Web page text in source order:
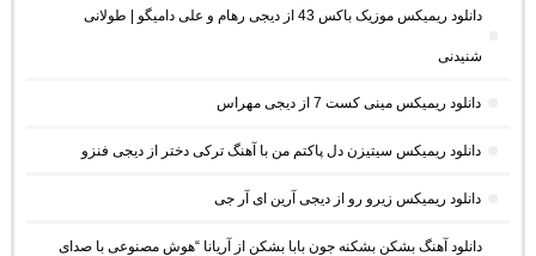
دانلود ریمیکس موزیک باکس 43 از دیجی رهام و علی دامیگو | طولانی
شنیدنی
دانلود ریمیکس مینی کست 7 از دیجی مهراس
دانلود ریمیکس سیتیزن دل پاکتم من با آهنگ ترکی دختر از دیجی فنزو
دانلود ریمیکس زیرو رو از دیجی آرین ای آر جی
دانلود آهنگ بشکن بشکنه جون بابا بشکن از آریانا “هوش مصنوعی با صدای